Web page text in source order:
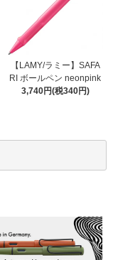
【LAMY/ラミー】SAFA
RI ボールペン neonpink
3,740円(税340円)